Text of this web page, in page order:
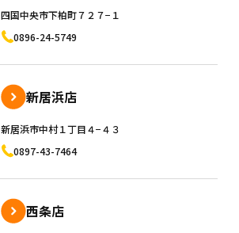
四国中央市下柏町７２７−１
0896-24-5749
新居浜店
新居浜市中村１丁目４−４３
0897-43-7464
西条店